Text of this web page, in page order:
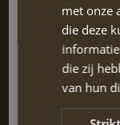
Dodekanese
We genoten van de
zeebries. De
verrast door mooie
de ruwe
vriendelijke, warme
met onze
die deze
die zij
van hun